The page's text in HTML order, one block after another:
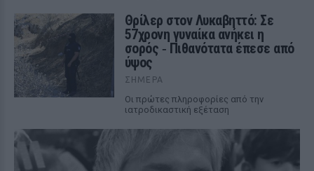
Θρίλερ στον Λυκαβηττό: Σε
57χρονη γυναίκα ανήκει η
σορός ‑ Πιθανότατα έπεσε από
ύψος
ΣΉΜΕΡΑ
Οι πρώτες πληροφορίες από την
ιατροδικαστική εξέταση